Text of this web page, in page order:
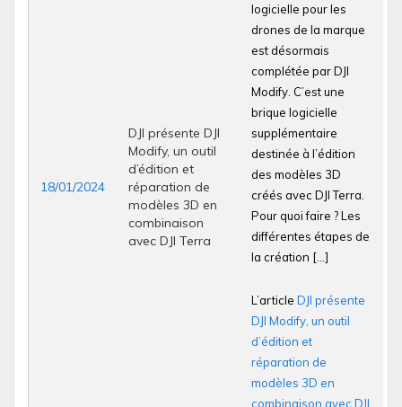
18/01/2024
DJI présente DJI
Modify, un outil
d’édition et
réparation de
modèles 3D en
combinaison
avec DJI Terra
logicielle pour les
drones de la marque
est désormais
complétée par DJI
Modify. C’est une
brique logicielle
supplémentaire
destinée à l’édition
des modèles 3D
créés avec DJI Terra.
Pour quoi faire ? Les
différentes étapes de
la création […]
L’article DJI présente
DJI Modify, un outil
d’édition et
réparation de
modèles 3D en
combinaison avec DJI